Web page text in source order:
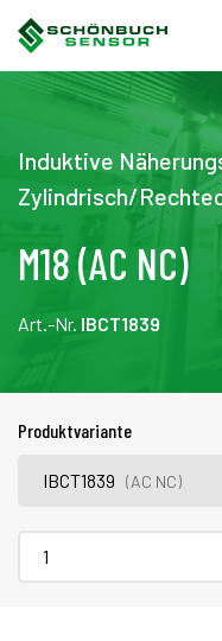
Induktive
Zylindrisch/
M18 (AC NC)
Art.-Nr. IBCT1839
Produktvariante
IBCT1839(AC NC)